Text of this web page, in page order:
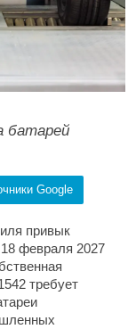
батарей
Google
привык
февраля 2027
требует